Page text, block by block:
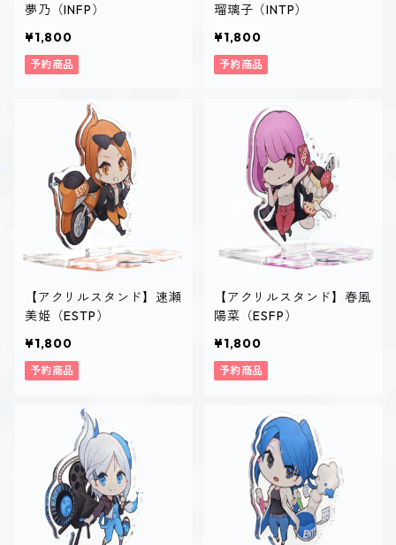
夢乃（INFP）
¥1,800
予約商品
瑠璃子（INTP）
¥1,800
予約商品
【アクリルスタンド】速瀬
美姫（ESTP）
¥1,800
予約商品
【アクリルスタンド】春風
陽菜（ESFP）
¥1,800
予約商品